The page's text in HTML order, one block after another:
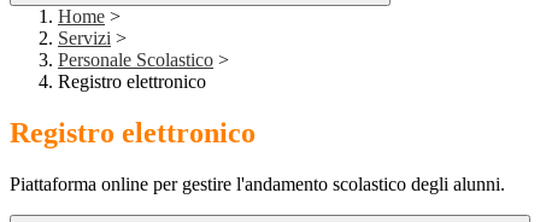
Home >
Servizi >
Personale Scolastico >
Registro elettronico
Registro elettronico
Piattaforma online per gestire l'andamento scolastico degli alunni.